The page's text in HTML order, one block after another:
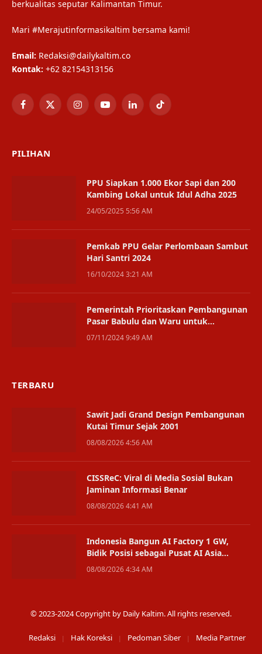
berkualitas seputar Kalimantan Timur.
Mari #Merajutinformasikaltim bersama kami!
Email: Redaksi@dailykaltim.co
Kontak: +62 82154313156
Facebook
X
InstagramYouTubeLinkedInTikTok
PILIHAN
PPU Siapkan 1.000 Ekor Sapi dan 200
Kambing Lokal untuk Idul Adha 2025
24/05/2025 5:56 AM
Pemkab PPU Gelar Perlombaan Sambut
Hari Santri 2024
16/10/2024 3:21 AM
Pemerintah Prioritaskan Pembangunan
Pasar Babulu dan Waru untuk
Mendongkrak Ekonomi Lokal
07/11/2024 9:49 AM
TERBARU
Sawit Jadi Grand Design Pembangunan
Kutai Timur Sejak 2001
08/08/2026 4:56 AM
CISSReC: Viral di Media Sosial Bukan
Jaminan Informasi Benar
08/08/2026 4:41 AM
Indonesia Bangun AI Factory 1 GW,
Bidik Posisi sebagai Pusat AI Asia
Tenggara
08/08/2026 4:34 AM
© 2023-2024 Copyright by Daily Kaltim. All rights reserved.
Redaksi Hak Koreksi Pedoman Siber Media Partner